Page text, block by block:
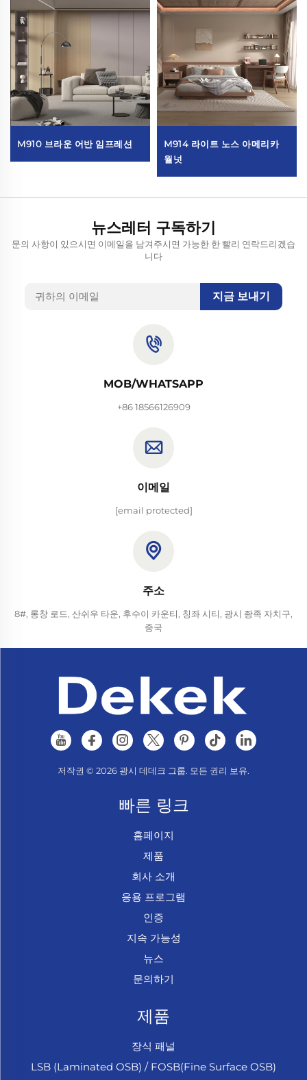
M910 브라운 어반 임프레션
M914 라이트 노스 아메리카
월넛
뉴스레터 구독하기
문의 사항이 있으시면 이메일을 남겨주시면 가능한 한 빨리 연락드리겠습
니다
지금 보내기
MOB/WHATSAPP
+86 18566126909
이메일
[email protected]
주소
8#, 롱창 로드, 산쉬우 타운, 후수이 카운티, 칭좌 시티, 광시 좡족 자치구,
중국
저작권 © 2026 광시 데데크 그룹. 모든 권리 보유.
빠른 링크
홈페이지
제품
회사 소개
응용 프로그램
인증
지속 가능성
뉴스
문의하기
제품
장식 패널
LSB (Laminated OSB) / FOSB(Fine Surface OSB)